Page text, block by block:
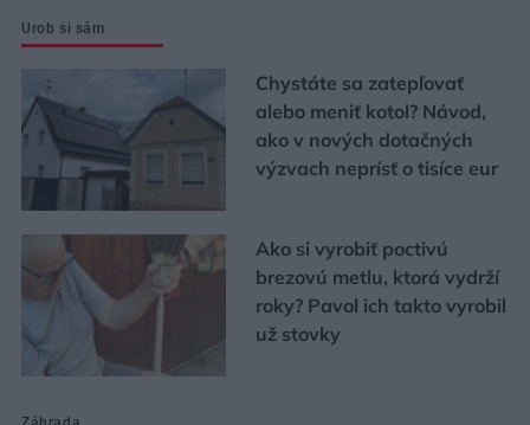
Urob si sám
Chystáte sa zatepľovať
alebo meniť kotol? Návod,
ako v nových dotačných
výzvach neprísť o tisíce eur
Ako si vyrobiť poctivú
brezovú metlu, ktorá vydrží
roky? Pavol ich takto vyrobil
už stovky